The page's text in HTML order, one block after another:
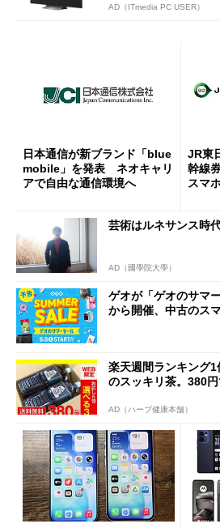
AD（ITmedia PC USER）
日本通信が新ブランド「blue
mobile」を発表 ネオキャリ
アで自由な通信環境へ
JR東
幹線
スマ
芸術はルネサンス時
AD（國學院大學）
ゲオが「ゲオのサマ
から開催、中古のス
楽天週間ランキング
のスッキリ茶。380
AD（ハーブ健康本舗）